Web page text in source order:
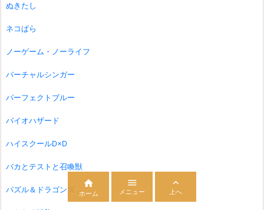
ぬきたし
ネコぱら
ノーゲーム・ノーライフ
バーチャルシンガー
パーフェクトブルー
バイオハザード
ハイスクールD×D
バカとテストと召喚獣
パズル＆ドラゴンズ

ホーム

メニュー

上へ